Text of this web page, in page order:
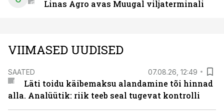
Linas Agro avas Muugal viljaterminali
VIIMASED UUDISED
SAATED 07.08.26, 12:49
Läti toidu käibemaksu alandamine tõi hinnad
alla. Analüütik: riik teeb seal tugevat kontrolli